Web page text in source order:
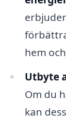
hem
Utbyte
Om du
kan